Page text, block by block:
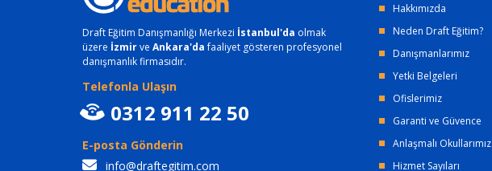
Draft Eğitim Danışmanlığı Merkezi İstanbul'da olmak
üzere İzmirve Ankara'dafaaliyet gösteren profesyonel
danışmanlık firmasıdır.
Telefonla Ulaşın
0312 911 22 50
E-posta Gönderin
info@draftegitim.com
Hakkımızda
Neden Draft Eğitim?
Danışmanlarımız
Yetki Belgeleri
Ofislerimiz
Garanti ve Güvence
Anlaşmalı Okullarımız
Hizmet Sayıları